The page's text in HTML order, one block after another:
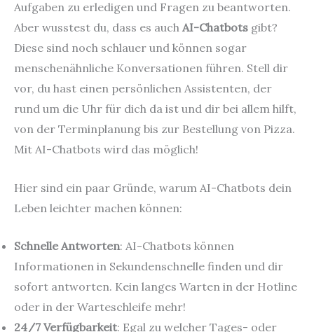
Aufgaben zu erledigen und Fragen zu beantworten.
Aber wusstest du, dass es auch AI-Chatbots gibt?
Diese sind noch schlauer und können sogar
menschenähnliche Konversationen führen. Stell dir
vor, du hast einen persönlichen Assistenten, der
rund um die Uhr für dich da ist und dir bei allem hilft,
von der Terminplanung bis zur Bestellung von Pizza.
Mit AI-Chatbots wird das möglich!
Hier sind ein paar Gründe, warum AI-Chatbots dein
Leben leichter machen können:
Schnelle Antworten: AI-Chatbots können
Informationen in Sekundenschnelle finden und dir
sofort antworten. Kein langes Warten in der Hotline
oder in der Warteschleife mehr!
24/7 Verfügbarkeit: Egal zu welcher Tages- oder